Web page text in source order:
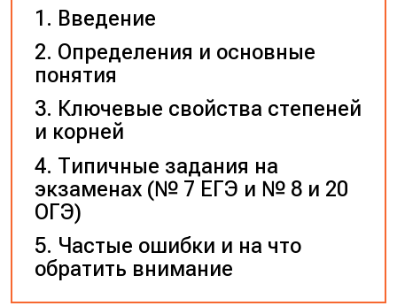
Введение
Определения и основные
понятия
Ключевые свойства степеней
и корней
Типичные задания на
экзаменах (№ 7 ЕГЭ и № 8 и 20
ОГЭ)
Частые ошибки и на что
обратить внимание